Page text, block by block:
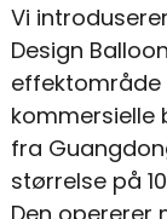
Vi
Design
effektområde
kommersielle
fra
størrelse på